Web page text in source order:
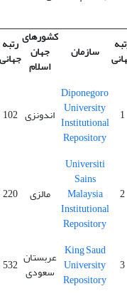
سازمان
کشورهای
جهان
اسلام
رتبه
جهانی
1
Diponegoro
University
Institutional
Repository
اندونزی 102
2
Universiti
Sains
Malaysia
Institutional
Repository
مالزی 220
3
King Saud
University
Repository
عربستان
سعودی 532